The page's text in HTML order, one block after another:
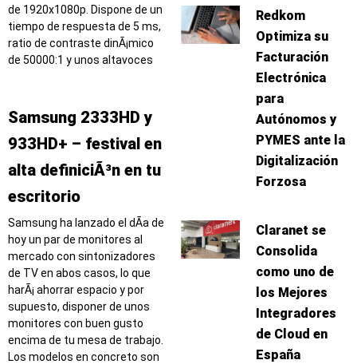
de 1920x1080p. Dispone de un
tiempo de respuesta de 5 ms,
ratio de contraste dinÃ¡mico
de 50000:1 y unos altavoces
Samsung 2333HD y
933HD+ – festival en
alta definiciÃ³n en tu
escritorio
Samsung ha lanzado el dÃ­a de
hoy un par de monitores al
mercado con sintonizadores
de TV en abos casos, lo que
harÃ¡ ahorrar espacio y por
supuesto, disponer de unos
monitores con buen gusto
encima de tu mesa de trabajo.
Los modelos en concreto son
Redkom
Optimiza su
Facturación
Electrónica
para
Autónomos y
PYMES ante la
Digitalización
Forzosa
Claranet se
Consolida
como uno de
los Mejores
Integradores
de Cloud en
España